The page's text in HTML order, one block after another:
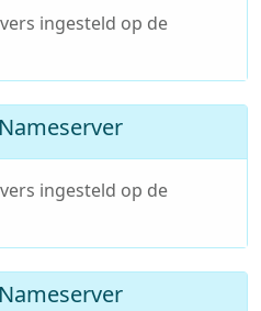
ingesteld op de
Nameserver
ingesteld op de
Nameserver